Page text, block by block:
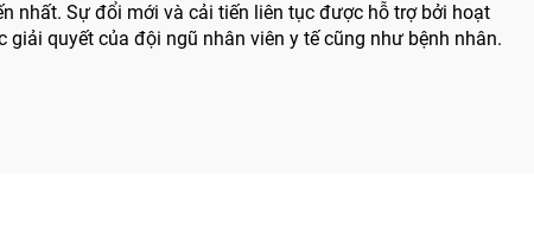
nhất. Sự đổi mới và cải tiến liên tục được hỗ trợ bởi hoạt
quyết của đội ngũ nhân viên y tế cũng như bệnh nhân.